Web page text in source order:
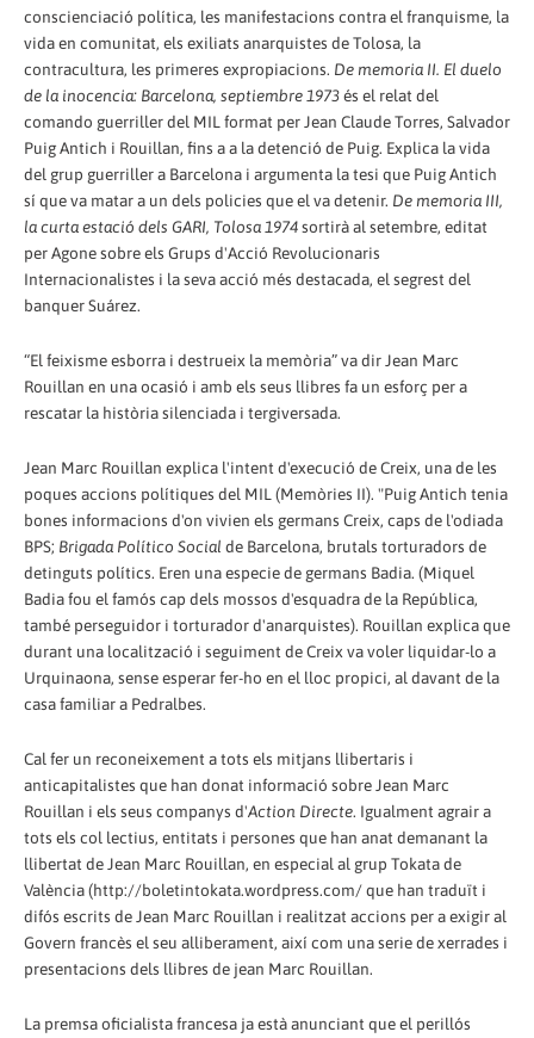
conscienciació política, les manifestacions contra el franquisme, la
vida en comunitat, els exiliats anarquistes de Tolosa, la
contracultura, les primeres expropiacions. De memoria II. El duelo
de la inocencia: Barcelona, septiembre 1973és el relat del
comando guerriller del MIL format per Jean Claude Torres, Salvador
Puig Antich i Rouillan, fins a a la detenció de Puig. Explica la vida
del grup guerriller a Barcelona i argumenta la tesi que Puig Antich
sí que va matar a un dels policies que el va detenir. De memoria III,
la curta estació dels GARI, Tolosa 1974sortirà al setembre, editat
per Agone sobre els Grups d'Acció Revolucionaris
Internacionalistes i la seva acció més destacada, el segrest del
banquer Suárez.
“El feixisme esborra i destrueix la memòria” va dir Jean Marc
Rouillan en una ocasió i amb els seus llibres fa un esforç per a
rescatar la història silenciada i tergiversada.
Jean Marc Rouillan explica l'intent d'execució de Creix, una de les
poques accions polítiques del MIL (Memòries II). "Puig Antich tenia
bones informacions d'on vivien els germans Creix, caps de l'odiada
BPS; Brigada Político Social de Barcelona, brutals torturadors de
detinguts polítics. Eren una especie de germans Badia. (Miquel
Badia fou el famós cap dels mossos d'esquadra de la República,
també perseguidor i torturador d'anarquistes). Rouillan explica que
durant una localització i seguiment de Creix va voler liquidar-lo a
Urquinaona, sense esperar fer-ho en el lloc propici, al davant de la
casa familiar a Pedralbes.
Cal fer un reconeixement a tots els mitjans llibertaris i
anticapitalistes que han donat informació sobre Jean Marc
Rouillan i els seus companys d'Action Directe. Igualment agrair a
tots els col lectius, entitats i persones que han anat demanant la
llibertat de Jean Marc Rouillan, en especial al grup Tokata de
València (http://boletintokata.wordpress.com/ que han traduït i
difós escrits de Jean Marc Rouillan i realitzat accions per a exigir al
Govern francès el seu alliberament, així com una serie de xerrades i
presentacions dels llibres de jean Marc Rouillan.
La premsa oficialista francesa ja està anunciant que el perillós